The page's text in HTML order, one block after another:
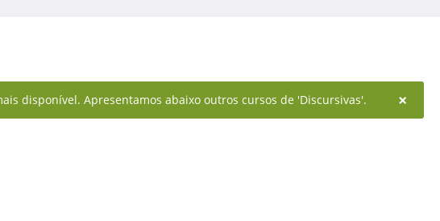
disponível. Apresentamos abaixo outros cursos de 'Discursivas'. ×